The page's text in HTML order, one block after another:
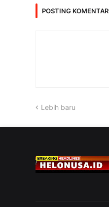
POSTING KOMENTAR
Lebih baru